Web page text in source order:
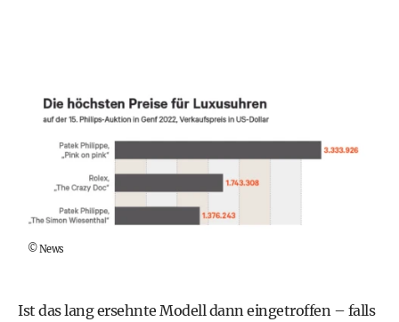
©News
Ist das lang ersehnte Modell dann eingetroffen – falls